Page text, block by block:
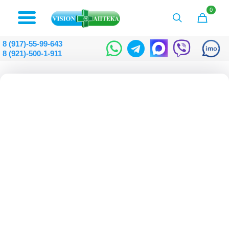
0
8 (917)-55-99-643
8 (921)-500-1-911